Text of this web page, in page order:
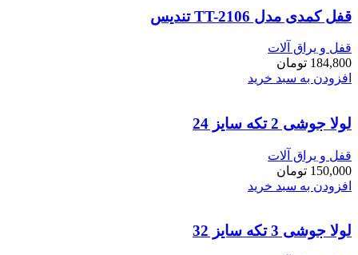
قفل کمدی مدل TT-2106 تندیس
قفل و یراق آلات
184,800 تومان
افزودن به سبد خرید
لولا جوشی 2 تکه سایز 24
قفل و یراق آلات
150,000 تومان
افزودن به سبد خرید
لولا جوشی 3 تکه سایز 32